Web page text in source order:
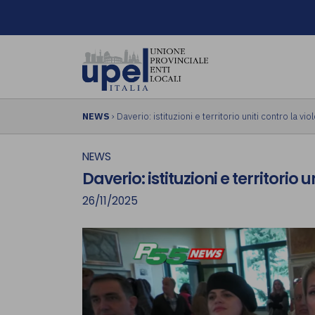
NEWS › Daverio: istituzioni e territorio uniti contro la
NEWS
Daverio: istituzioni e territorio
26/11/2025